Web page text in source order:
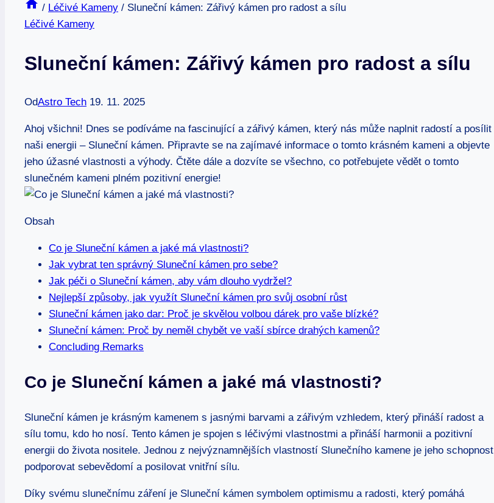
/ Léčivé Kameny / Sluneční kámen: Zářivý kámen pro radost a sílu
Léčivé Kameny
Sluneční kámen: Zářivý kámen pro radost a sílu
OdAstro Tech 19. 11. 2025
Ahoj všichni! Dnes se podíváme na fascinující a zářivý kámen, který nás může naplnit radostí a posílit
naši energii – Sluneční kámen. Připravte se na zajímavé informace o tomto krásném kameni a objevte
jeho úžasné vlastnosti a výhody. Čtěte dále a dozvíte se všechno, co potřebujete vědět o tomto
slunečném kameni plném pozitivní energie!
Obsah
Co je Sluneční kámen a jaké má vlastnosti?
Jak vybrat ten správný Sluneční kámen pro sebe?
Jak péči o Sluneční kámen, aby vám dlouho vydržel?
Nejlepší způsoby, jak využít Sluneční kámen pro svůj osobní růst
Sluneční kámen jako dar: Proč je skvělou volbou dárek pro vaše blízké?
Sluneční kámen: Proč by neměl chybět ve vaší sbírce drahých kamenů?
Concluding Remarks
Co je Sluneční kámen a jaké má vlastnosti?
Sluneční kámen je krásným kamenem s jasnými barvami a zářivým vzhledem, který přináší radost a
sílu tomu, kdo ho nosí. Tento kámen je spojen s léčivými vlastnostmi a přináší harmonii a pozitivní
energii do života nositele. Jednou z nejvýznamnějších vlastností Slunečního kamene je jeho schopnost
podporovat sebevědomí a posilovat vnitřní sílu.
Díky svému slunečnímu záření je Sluneční kámen symbolem optimismu a radosti, který pomáhá